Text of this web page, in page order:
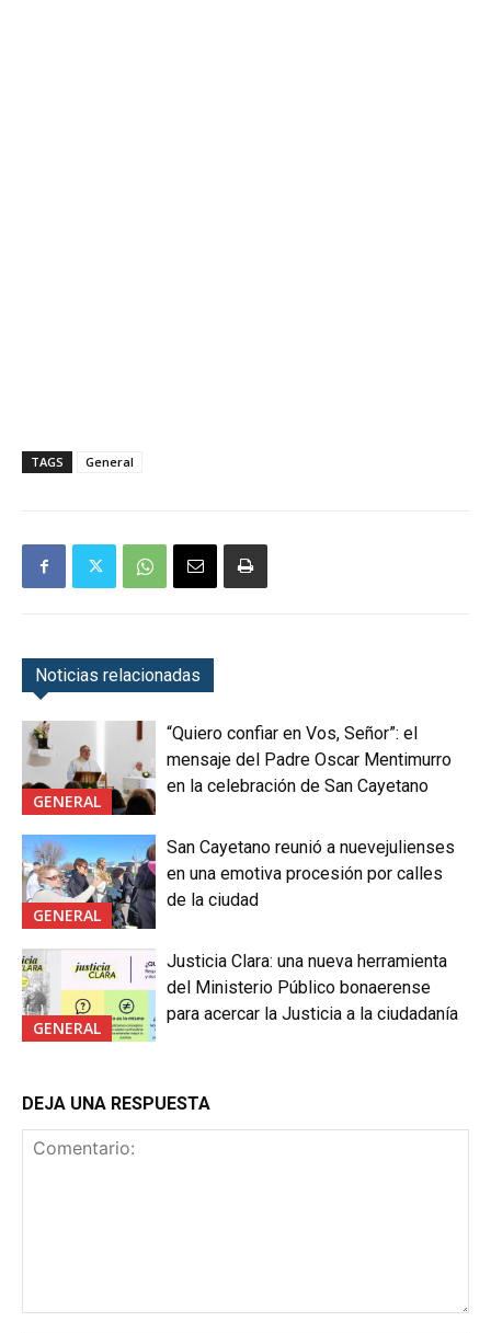
TAGS General
Noticias relacionadas
GENERAL
“Quiero confiar en Vos, Señor”: el
mensaje del Padre Oscar Mentimurro
en la celebración de San Cayetano
GENERAL
San Cayetano reunió a nuevejulienses
en una emotiva procesión por calles
de la ciudad
GENERAL
Justicia Clara: una nueva herramienta
del Ministerio Público bonaerense
para acercar la Justicia a la ciudadanía
DEJA UNA RESPUESTA